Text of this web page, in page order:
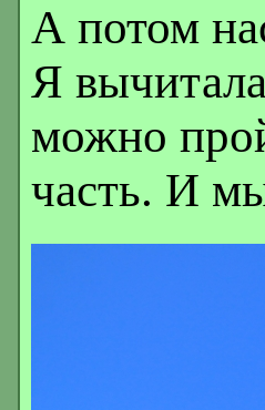
А потом
Я
можно
часть. И